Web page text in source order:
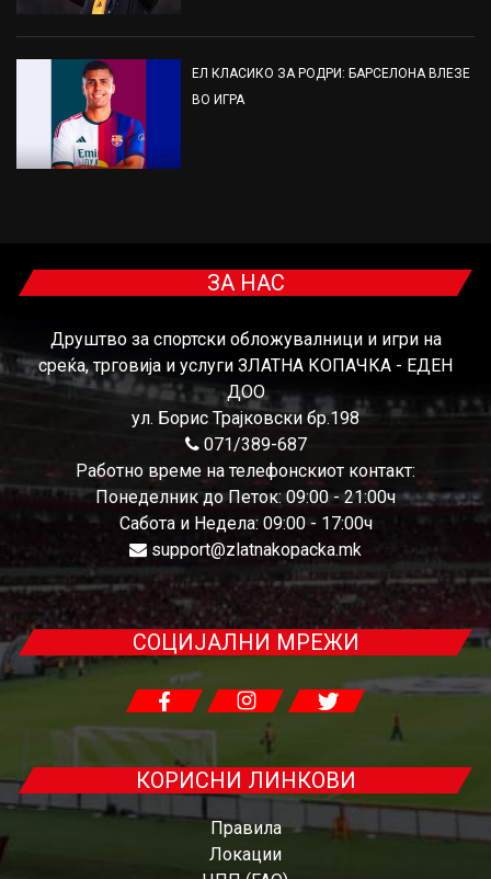
ЕЛ КЛАСИКО ЗА РОДРИ: БАРСЕЛОНА ВЛЕЗЕ
ВО ИГРА
ЗА НАС
Друштво за спортски обложувалници и игри на
среќа, трговија и услуги ЗЛАТНА КОПАЧКА - ЕДЕН
ДОО
ул. Борис Трајковски бр.198
071/389-687
Работно време на телефонскиот контакт:
Понеделник до Петок: 09:00 - 21:00ч
Сабота и Недела: 09:00 - 17:00ч
support@zlatnakopacka.mk
СОЦИЈАЛНИ МРЕЖИ
КОРИСНИ ЛИНКОВИ
Правила
Локации